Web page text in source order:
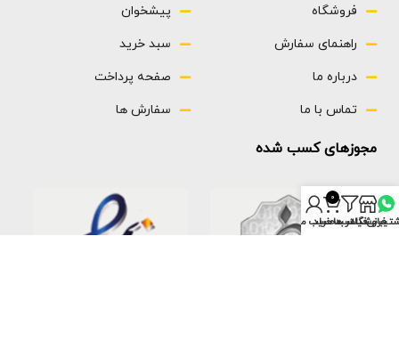
فروشگاه
راهنمای سفارش
درباره ما
تماس با ما
پیشخوان
سبد خرید
صفحه پرداخت
سفارش ها
مجوزهای کسب شده
فروشگاهفیلتر ها
0
سبد خرید
حساب من